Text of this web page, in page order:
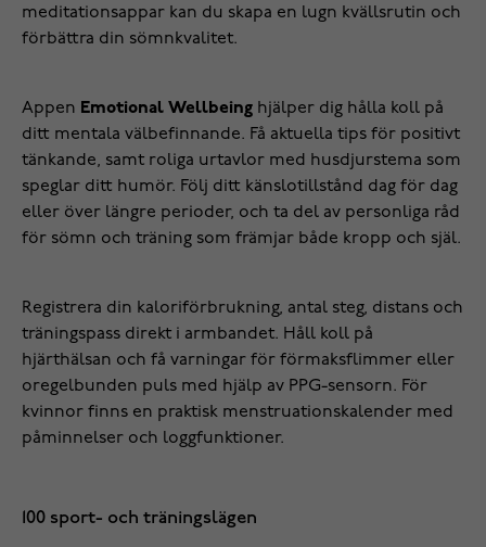
meditationsappar kan du skapa en lugn kvällsrutin och
förbättra din sömnkvalitet.
Appen Emotional Wellbeing hjälper dig hålla koll på
ditt mentala välbefinnande. Få aktuella tips för positivt
tänkande, samt roliga urtavlor med husdjurstema som
speglar ditt humör. Följ ditt känslotillstånd dag för dag
eller över längre perioder, och ta del av personliga råd
för sömn och träning som främjar både kropp och själ.
Registrera din kaloriförbrukning, antal steg, distans och
träningspass direkt i armbandet. Håll koll på
hjärthälsan och få varningar för förmaksflimmer eller
oregelbunden puls med hjälp av PPG-sensorn. För
kvinnor finns en praktisk menstruationskalender med
påminnelser och loggfunktioner.
100 sport- och träningslägen